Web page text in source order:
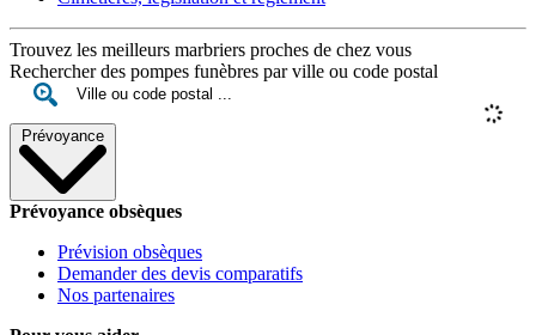
Trouvez les meilleurs marbriers proches de chez vous
Rechercher des pompes funèbres par ville ou code postal
Prévoyance
Prévoyance obsèques
Prévision obsèques
Demander des devis comparatifs
Nos partenaires